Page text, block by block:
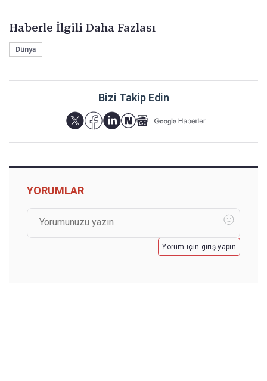
Haberle İlgili Daha Fazlası
Dünya
Bizi Takip Edin
YORUMLAR
Yorum için giriş yapın